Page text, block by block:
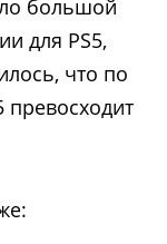
большой
для PS5,
что по
превосходит